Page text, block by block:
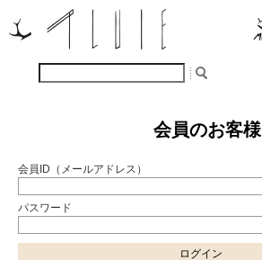
会員のお客様
会員ID（メールアドレス）
パスワード